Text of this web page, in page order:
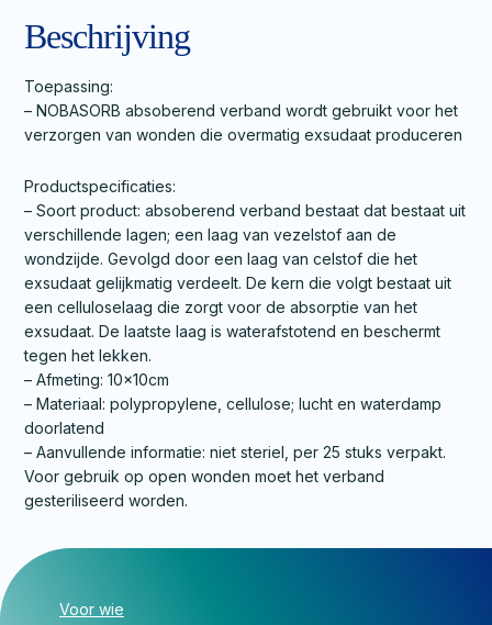
Beschrijving
Toepassing:
– NOBASORB absoberend verband wordt gebruikt voor het
verzorgen van wonden die overmatig exsudaat produceren
Productspecificaties:
– Soort product: absoberend verband bestaat dat bestaat uit
verschillende lagen; een laag van vezelstof aan de
wondzijde. Gevolgd door een laag van celstof die het
exsudaat gelijkmatig verdeelt. De kern die volgt bestaat uit
een celluloselaag die zorgt voor de absorptie van het
exsudaat. De laatste laag is waterafstotend en beschermt
tegen het lekken.
– Afmeting: 10x10cm
– Materiaal: polypropylene, cellulose; lucht en waterdamp
doorlatend
– Aanvullende informatie: niet steriel, per 25 stuks verpakt.
Voor gebruik op open wonden moet het verband
gesteriliseerd worden.
Voor wie